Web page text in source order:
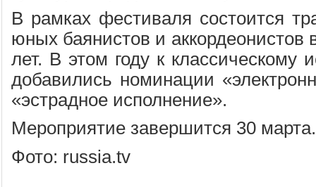
В рамках фестиваля состоится
юных баянистов и аккордеонистов
лет. В этом году к классическому
добавились номинации
«эстрадное исполнение».
Мероприятие завершится 30 марта.
Фото: russia.tv